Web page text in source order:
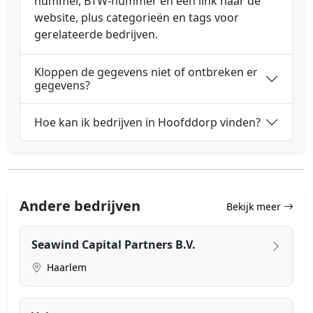
website, plus categorieën en tags voor
gerelateerde bedrijven.
Kloppen de gegevens niet of ontbreken er
gegevens?
Hoe kan ik bedrijven in Hoofddorp vinden?
Andere bedrijven Bekijk meer
Seawind Capital Partners B.V.
Haarlem